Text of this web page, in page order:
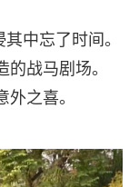
中忘了时间。
战马剧场。
之喜。